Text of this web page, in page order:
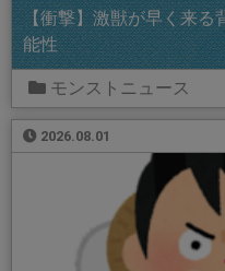
【衝撃】激獣が早く来る
能性
モンストニュース
2026.08.01